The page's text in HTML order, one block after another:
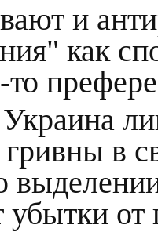
и
как
то
в
от